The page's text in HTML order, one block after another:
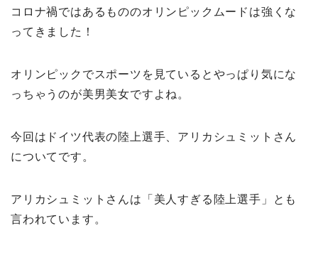
コロナ禍ではあるもののオリンピックムードは強くな
ってきました！
オリンピックでスポーツを見ているとやっぱり気にな
っちゃうのが美男美女ですよね。
今回はドイツ代表の陸上選手、アリカシュミットさん
についてです。
アリカシュミットさんは「美人すぎる陸上選手」とも
言われています。